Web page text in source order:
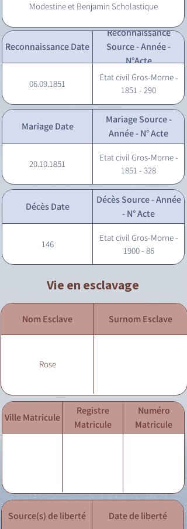
Modestine et Benjamin Scholastique
Reconnaissance Date
Reconnaissance
Source - Année -
N°Acte
06.09.1851
Etat civil Gros-Morne -
1851 - 290
Mariage Date
Mariage Source -
Année - N° Acte
20.10.1851
Etat civil Gros-Morne -
1851 - 328
Décès Date
Décès Source - Année
- N° Acte
146
Etat civil Gros-Morne -
1900 - 86
Vie en esclavage
Nom Esclave Surnom Esclave
Rose
Ville Matricule
Registre
Matricule
Numéro
Matricule
Source(s) de liberté Date de liberté